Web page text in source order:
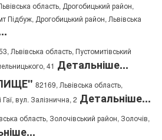
область, Дрогобицький район,
Підбуж, Дрогобицький район, Львівська
Львівська область, Пустомитівський
41 Детальніше...
82169, Львівська область,
вул. Залізнична, 2 Детальніше...
область, Золочівський район, Золочів,